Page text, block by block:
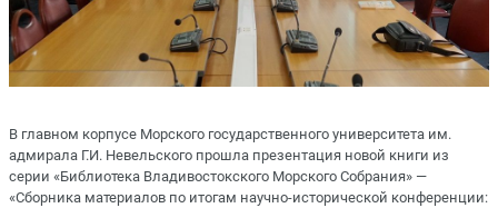
В главном корпусе Морского государственного университета им.
адмирала Г.И. Невельского прошла презентация новой книги из
серии «Библиотека Владивостокского Морского Собрания» —
«Сборника материалов по итогам научно-исторической конференции: